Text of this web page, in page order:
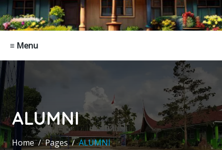
≡ Menu
ALUMNI
Home Pages ALUMNI